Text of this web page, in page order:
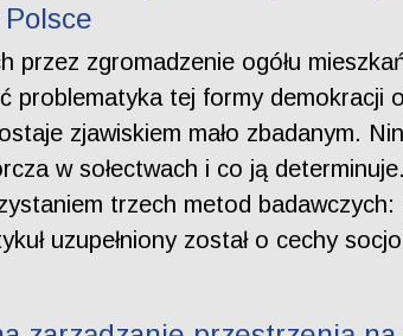
przez zgromadzenie ogółu
problematyka tej formy demokracji
zjawiskiem mało zbadanym.
w sołectwach i co ją
trzech metod badawczych:
uzupełniony został o cechy